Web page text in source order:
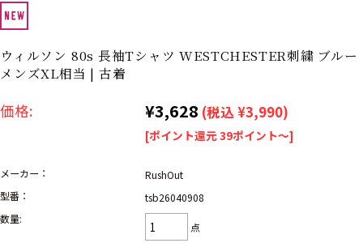
ナ行
ハ行 マ行 ラ行
アイテムから探す
スウェット
半袖シャツ
ウィルソン 80s 長袖Tシャツ WESTCHESTER刺繍 ブルー
メンズXL相当 | 古着
価格: ¥3,628 (税込 ¥3,990)
[ポイント還元 39ポイント～]
メーカー：
RushOut
型番：
tsb26040908
数量:
点